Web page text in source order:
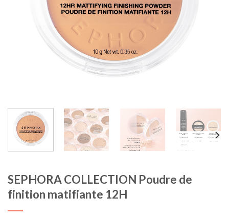
SEPHORA COLLECTION Poudre de
finition matifiante 12H